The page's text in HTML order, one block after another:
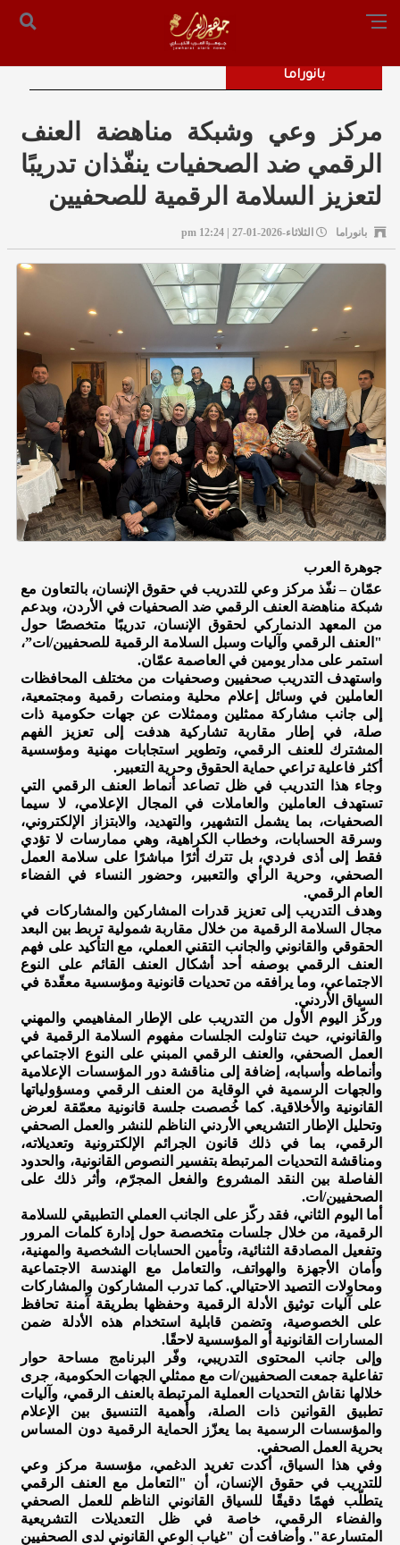
الرئيسية
التحرير: المستشار محمد صالح الملكاوي [ 00962795755033 ]
بانوراما
مركز وعي وشبكة مناهضة العنف
الرقمي ضد الصحفيات ينفّذان تدريبًا
لتعزيز السلامة الرقمية للصحفيين
بانوراما الثلاثاء-2026-01-27 | 12:24 pm
جوهرة العرب
عمّان – نفّذ مركز وعي للتدريب في حقوق الإنسان، بالتعاون مع
شبكة مناهضة العنف الرقمي ضد الصحفيات في الأردن، وبدعم
من المعهد الدنماركي لحقوق الإنسان، تدريبًا متخصصًا حول
"العنف الرقمي وآليات وسبل السلامة الرقمية للصحفيين/ات”،
استمر على مدار يومين في العاصمة عمّان.
واستهدف التدريب صحفيين وصحفيات من مختلف المحافظات
العاملين في وسائل إعلام محلية ومنصات رقمية ومجتمعية،
إلى جانب مشاركة ممثلين وممثلات عن جهات حكومية ذات
صلة، في إطار مقاربة تشاركية هدفت إلى تعزيز الفهم
المشترك للعنف الرقمي، وتطوير استجابات مهنية ومؤسسية
أكثر فاعلية تراعي حماية الحقوق وحرية التعبير.
وجاء هذا التدريب في ظل تصاعد أنماط العنف الرقمي التي
تستهدف العاملين والعاملات في المجال الإعلامي، لا سيما
الصحفيات، بما يشمل التشهير، والتهديد، والابتزاز الإلكتروني،
وسرقة الحسابات، وخطاب الكراهية، وهي ممارسات لا تؤدي
فقط إلى أذى فردي، بل تترك أثرًا مباشرًا على سلامة العمل
الصحفي، وحرية الرأي والتعبير، وحضور النساء في الفضاء
العام الرقمي.
وهدف التدريب إلى تعزيز قدرات المشاركين والمشاركات في
مجال السلامة الرقمية من خلال مقاربة شمولية تربط بين البعد
الحقوقي والقانوني والجانب التقني العملي، مع التأكيد على فهم
العنف الرقمي بوصفه أحد أشكال العنف القائم على النوع
الاجتماعي، وما يرافقه من تحديات قانونية ومؤسسية معقّدة في
السياق الأردني.
وركّز اليوم الأول من التدريب على الإطار المفاهيمي والمهني
والقانوني، حيث تناولت الجلسات مفهوم السلامة الرقمية في
العمل الصحفي، والعنف الرقمي المبني على النوع الاجتماعي
وأنماطه وأسبابه، إضافة إلى مناقشة دور المؤسسات الإعلامية
والجهات الرسمية في الوقاية من العنف الرقمي ومسؤولياتها
القانونية والأخلاقية. كما خُصصت جلسة قانونية معمّقة لعرض
وتحليل الإطار التشريعي الأردني الناظم للنشر والعمل الصحفي
الرقمي، بما في ذلك قانون الجرائم الإلكترونية وتعديلاته،
ومناقشة التحديات المرتبطة بتفسير النصوص القانونية، والحدود
الفاصلة بين النقد المشروع والفعل المجرّم، وأثر ذلك على
الصحفيين/ات.
أما اليوم الثاني، فقد ركّز على الجانب العملي التطبيقي للسلامة
الرقمية، من خلال جلسات متخصصة حول إدارة كلمات المرور
وتفعيل المصادقة الثنائية، وتأمين الحسابات الشخصية والمهنية،
وأمان الأجهزة والهواتف، والتعامل مع الهندسة الاجتماعية
ومحاولات التصيد الاحتيالي. كما تدرب المشاركون والمشاركات
على آليات توثيق الأدلة الرقمية وحفظها بطريقة آمنة تحافظ
على الخصوصية، وتضمن قابلية استخدام هذه الأدلة ضمن
المسارات القانونية أو المؤسسية لاحقًا.
وإلى جانب المحتوى التدريبي، وفّر البرنامج مساحة حوار
تفاعلية جمعت الصحفيين/ات مع ممثلي الجهات الحكومية، جرى
خلالها نقاش التحديات العملية المرتبطة بالعنف الرقمي، وآليات
تطبيق القوانين ذات الصلة، وأهمية التنسيق بين الإعلام
والمؤسسات الرسمية بما يعزّز الحماية الرقمية دون المساس
بحرية العمل الصحفي.
وفي هذا السياق، أكدت تغريد الدغمي، مؤسسة مركز وعي
للتدريب في حقوق الإنسان، أن "التعامل مع العنف الرقمي
يتطلّب فهمًا دقيقًا للسياق القانوني الناظم للعمل الصحفي
والفضاء الرقمي، خاصة في ظل التعديلات التشريعية
المتسارعة". وأضافت أن "غياب الوعي القانوني لدى الصحفيين